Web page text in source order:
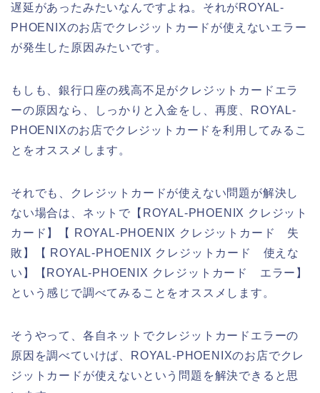
遅延があったみたいなんですよね。それがROYAL-
PHOENIXのお店でクレジットカードが使えないエラー
が発生した原因みたいです。
もしも、銀行口座の残高不足がクレジットカードエラ
ーの原因なら、しっかりと入金をし、再度、ROYAL-
PHOENIXのお店でクレジットカードを利用してみるこ
とをオススメします。
それでも、クレジットカードが使えない問題が解決し
ない場合は、ネットで【ROYAL-PHOENIX クレジット
カード】【 ROYAL-PHOENIX クレジットカード 失
敗】【 ROYAL-PHOENIX クレジットカード 使えな
い】【ROYAL-PHOENIX クレジットカード エラー】
という感じで調べてみることをオススメします。
そうやって、各自ネットでクレジットカードエラーの
原因を調べていけば、ROYAL-PHOENIXのお店でクレ
ジットカードが使えないという問題を解決できると思